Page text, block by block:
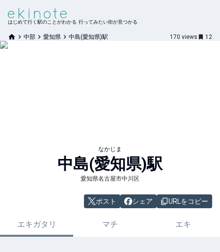
はじめて行く駅のことがわかる 行ってみたい街が見つかる
中部 愛知県 中島(愛知県)駅 170 views 12
なかじま
中島(愛知県)駅
愛知県名古屋市中川区
ポスト シェア URLをコピー
エキガタリ マチ エキ